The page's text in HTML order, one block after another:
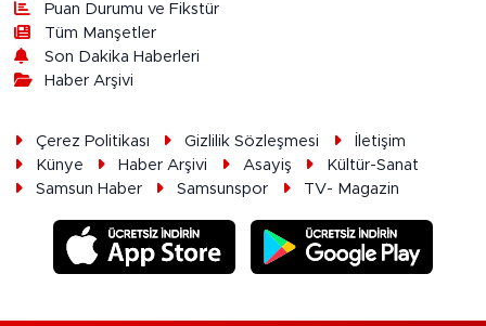
Puan Durumu ve Fikstür
Tüm Manşetler
Son Dakika Haberleri
Haber Arşivi
Çerez Politikası Gizlilik Sözleşmesi
İletişim
Künye
Haber Arşivi Asayiş
Kültür-Sanat
Samsun Haber
Samsunspor TV- Magazin